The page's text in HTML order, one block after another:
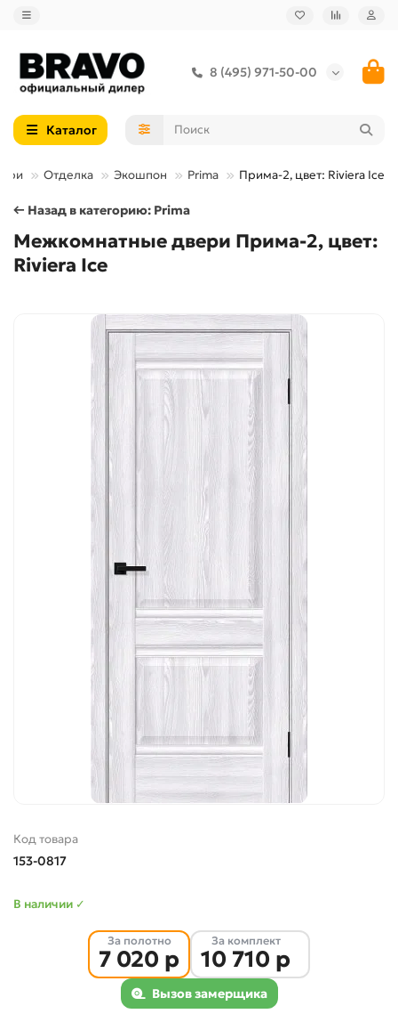
8 (495) 971-50-00
Каталог
Отделка Экошпон Prima Прима-2, цвет: Riviera Ice
← Назад в категорию: Prima
Межкомнатные двери Прима-2, цвет:
Riviera Ice
Код товара
153-0817
В наличии ✓
За полотно
7 020 р
За комплект
10 710 р
Вызов замерщика